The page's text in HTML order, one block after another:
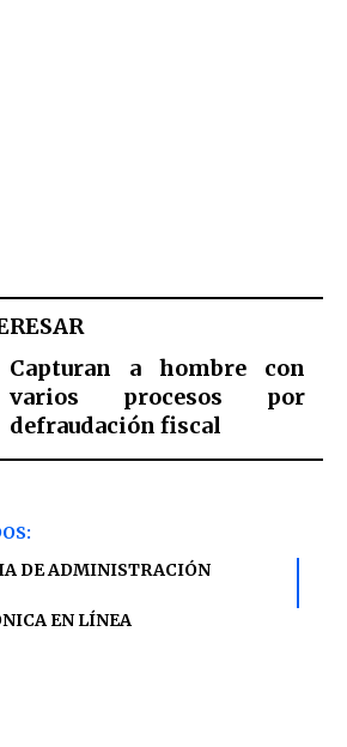
Capturan a hombre con
varios procesos por
defraudación fiscal
DE ADMINISTRACIÓN
EN LÍNEA